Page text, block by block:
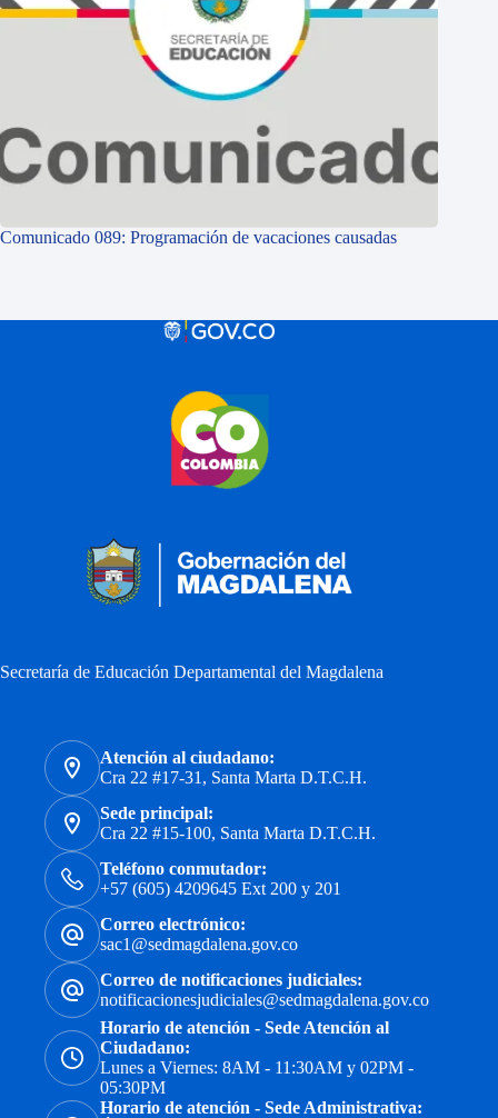
Comunicado 089: Programación de vacaciones causadas
Secretaría de Educación Departamental del Magdalena
Atención al ciudadano:
Cra 22 #17-31, Santa Marta D.T.C.H.
Sede principal:
Cra 22 #15-100, Santa Marta D.T.C.H.
Teléfono conmutador:
+57 (605) 4209645 Ext 200 y 201
Correo electrónico:
sac1@sedmagdalena.gov.co
Correo de notificaciones judiciales:
notificacionesjudiciales@sedmagdalena.gov.co
Horario de atención - Sede Atención al
Ciudadano:
Lunes a Viernes: 8AM - 11:30AM y 02PM -
05:30PM
Horario de atención - Sede Administrativa: